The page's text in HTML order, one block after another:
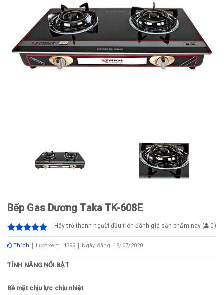
Bếp Gas Dương Taka TK-608E
Hãy trở thành người đầu tiên đánh giá sản phẩm này ( 0)
Thích Lượt xem: 4399 Ngày đăng: 18/07/2020
TÍNH NĂNG NỔI BẬT
Bề mặt chịu lực chịu nhiệt